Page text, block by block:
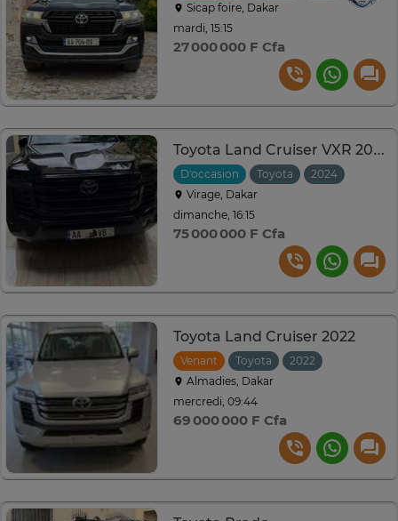
Sicap foire, Dakar
mardi, 15:15
27 000 000 F Cfa
Toyota Land Cruiser VXR 2024
D'occasion Toyota 2024
Virage, Dakar
dimanche, 16:15
75 000 000 F Cfa
Toyota Land Cruiser 2022
Venant Toyota 2022
Almadies, Dakar
mercredi, 09:44
69 000 000 F Cfa